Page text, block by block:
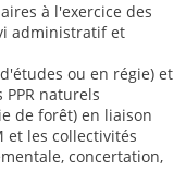
à l'exercice des
administratif et
ou en régie) et
naturels
de forêt) en liaison
et les collectivités
concertation,